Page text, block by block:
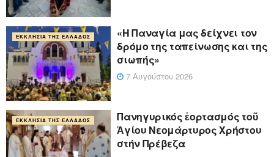
ΕΚΚΛΗΣΊΑ ΤΗΣ ΕΛΛΆΔΟΣ
«Η Παναγία μας δείχνει τον
δρόμο της ταπείνωσης και της
σιωπής»
7 Αυγούστου 2026
ΕΚΚΛΗΣΊΑ ΤΗΣ ΕΛΛΆΔΟΣ
Πανηγυρικός ἑορτασμός τοῦ
Ἁγίου Νεομάρτυρος Χρήστου
στήν Πρέβεζα